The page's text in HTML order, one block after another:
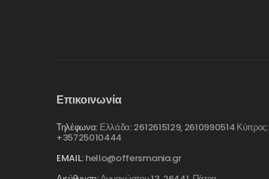
Επικοινωνία
Τηλέφωνα: Ελλάδα: 2612615129, 2610990514 Κύπρος:
+35725010444
EMAIL: hello@offersmania.gr